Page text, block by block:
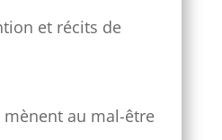
et récits de
au mal-être